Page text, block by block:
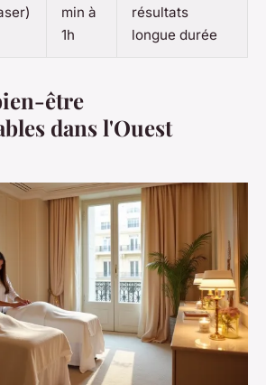
min à
1h
résultats
longue durée
être
dans l'Ouest